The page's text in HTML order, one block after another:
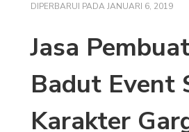
DIPERBARUI PADAJANUARI 6, 2019
Jasa
Badut Event
Karakter